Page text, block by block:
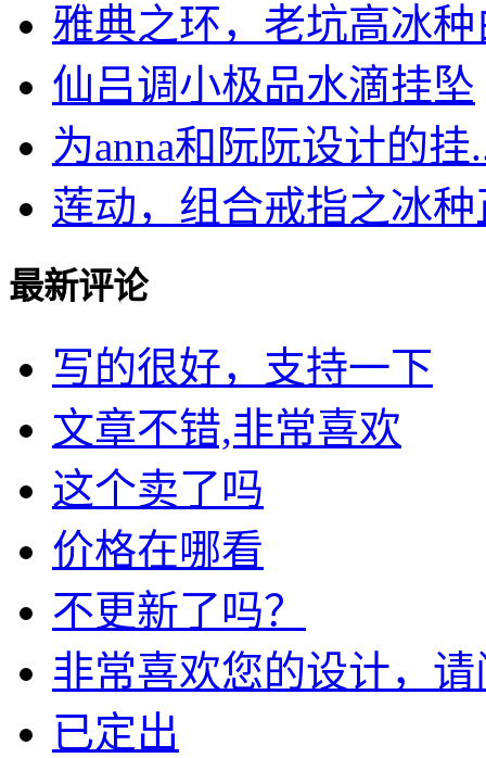
雅典之环，老坑高冰种
仙吕调小极品水滴挂坠
为anna和阮阮设计的挂
莲动，组合戒指之冰种
最新评论
写的很好，支持一下
文章不错,非常喜欢
这个卖了吗
价格在哪看
不更新了吗？
非常喜欢您的设计，请
已定出